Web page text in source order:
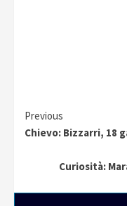
Continue
Previous
Chievo: Bizzarri, 18
Curiosità: